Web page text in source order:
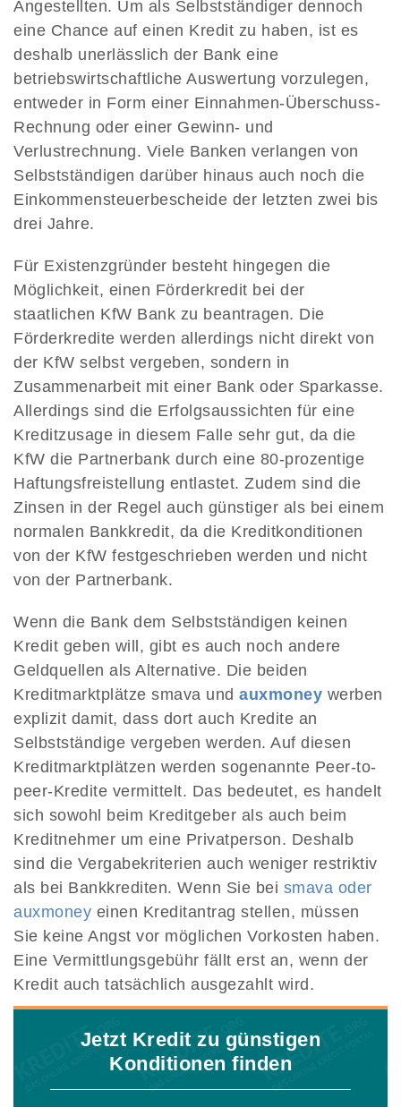
Angestellten. Um als Selbstständiger dennoch
eine Chance auf einen Kredit zu haben, ist es
deshalb unerlässlich der Bank eine
betriebswirtschaftliche Auswertung vorzulegen,
entweder in Form einer Einnahmen-Überschuss-
Rechnung oder einer Gewinn- und
Verlustrechnung. Viele Banken verlangen von
Selbstständigen darüber hinaus auch noch die
Einkommensteuerbescheide der letzten zwei bis
drei Jahre.
Für Existenzgründer besteht hingegen die
Möglichkeit, einen Förderkredit bei der
staatlichen KfW Bank zu beantragen. Die
Förderkredite werden allerdings nicht direkt von
der KfW selbst vergeben, sondern in
Zusammenarbeit mit einer Bank oder Sparkasse.
Allerdings sind die Erfolgsaussichten für eine
Kreditzusage in diesem Falle sehr gut, da die
KfW die Partnerbank durch eine 80-prozentige
Haftungsfreistellung entlastet. Zudem sind die
Zinsen in der Regel auch günstiger als bei einem
normalen Bankkredit, da die Kreditkonditionen
von der KfW festgeschrieben werden und nicht
von der Partnerbank.
Wenn die Bank dem Selbstständigen keinen
Kredit geben will, gibt es auch noch andere
Geldquellen als Alternative. Die beiden
Kreditmarktplätze smava und auxmoney werben
explizit damit, dass dort auch Kredite an
Selbstständige vergeben werden. Auf diesen
Kreditmarktplätzen werden sogenannte Peer-to-
peer-Kredite vermittelt. Das bedeutet, es handelt
sich sowohl beim Kreditgeber als auch beim
Kreditnehmer um eine Privatperson. Deshalb
sind die Vergabekriterien auch weniger restriktiv
als bei Bankkrediten. Wenn Sie bei smava oder
auxmoney einen Kreditantrag stellen, müssen
Sie keine Angst vor möglichen Vorkosten haben.
Eine Vermittlungsgebühr fällt erst an, wenn der
Kredit auch tatsächlich ausgezahlt wird.
Jetzt Kredit zu günstigen
Konditionen finden